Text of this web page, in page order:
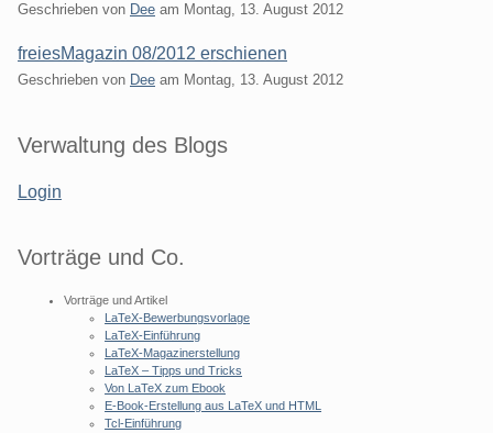
Geschrieben von Dee am Montag, 13. August 2012
freiesMagazin 08/2012 erschienen
Geschrieben von Dee am Montag, 13. August 2012
Seitenleiste
Verwaltung des Blogs
Login
Vorträge und Co.
Vorträge und Artikel
LaTeX-Bewerbungsvorlage
LaTeX-Einführung
LaTeX-Magazinerstellung
LaTeX – Tipps und Tricks
Von LaTeX zum Ebook
E-Book-Erstellung aus LaTeX und HTML
Tcl-Einführung